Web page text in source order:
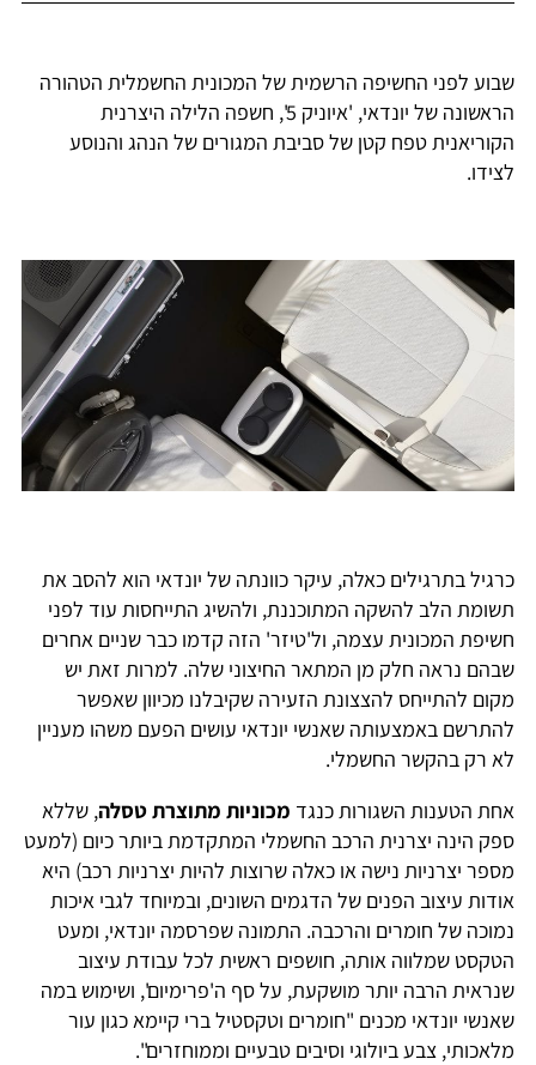
שבוע לפני החשיפה הרשמית של המכונית החשמלית הטהורה
הראשונה של יונדאי, 'איוניק 5', חשפה הלילה היצרנית
הקוריאנית טפח קטן של סביבת המגורים של הנהג והנוסע
לצידו.
כרגיל בתרגילים כאלה, עיקר כוונתה של יונדאי הוא להסב את
תשומת הלב להשקה המתוכננת, ולהשיג התייחסות עוד לפני
חשיפת המכונית עצמה, ול'טיזר' הזה קדמו כבר שניים אחרים
שבהם נראה חלק מן המתאר החיצוני שלה. למרות זאת יש
מקום להתייחס להצצונת הזעירה שקיבלנו מכיוון שאפשר
להתרשם באמצעותה שאנשי יונדאי עושים הפעם משהו מעניין
לא רק בהקשר החשמלי.
אחת הטענות השגורות כנגד מכוניות מתוצרת טסלה, שללא
ספק הינה יצרנית הרכב החשמלי המתקדמת ביותר כיום (למעט
מספר יצרניות נישה או כאלה שרוצות להיות יצרניות רכב) היא
אודות עיצוב הפנים של הדגמים השונים, ובמיוחד לגבי איכות
נמוכה של חומרים והרכבה. התמונה שפרסמה יונדאי, ומעט
הטקסט שמלווה אותה, חושפים ראשית לכל עבודת עיצוב
שנראית הרבה יותר מושקעת, על סף ה'פרימיום', ושימוש במה
שאנשי יונדאי מכנים "חומרים וטקסטיל ברי קיימא כגון עור
מלאכותי, צבע ביולוגי וסיבים טבעיים וממוחזרים".